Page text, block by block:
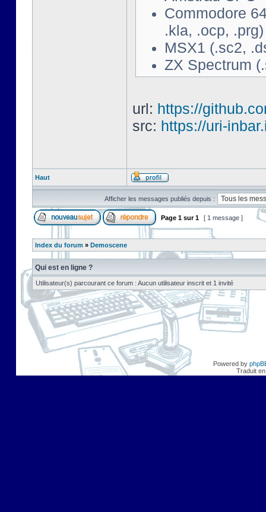
Commodore
.kla, .ocp, .prg)
MSX1 (.sc2,
ZX Spectrum
url: https://
src: https://uri-
Haut
Afficher les messages publiés depuis :
Page 1 sur1 [ 1 message ]
Index du forum » Demoscene
Qui est en ligne ?
Utilisateur(s) parcourant ce forum : Aucun utilisateur inscrit et 1 invité
Powered by
Traduit